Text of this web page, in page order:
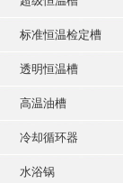
标准恒温检定槽
透明恒温槽
高温油槽
冷却循环器
水浴锅